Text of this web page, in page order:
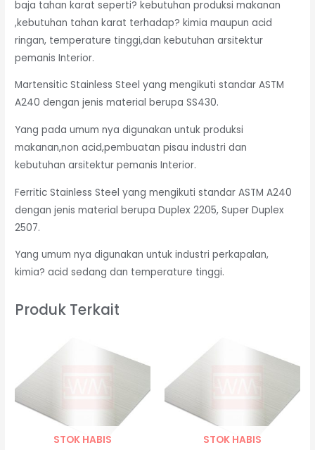
baja tahan karat seperti? kebutuhan produksi makanan
,kebutuhan tahan karat terhadap? kimia maupun acid
ringan, temperature tinggi,dan kebutuhan arsitektur
pemanis Interior.
Martensitic Stainless Steel yang mengikuti standar ASTM
A240 dengan jenis material berupa SS430.
Yang pada umum nya digunakan untuk produksi
makanan,non acid,pembuatan pisau industri dan
kebutuhan arsitektur pemanis Interior.
Ferritic Stainless Steel yang mengikuti standar ASTM A240
dengan jenis material berupa Duplex 2205, Super Duplex
2507.
Yang umum nya digunakan untuk industri perkapalan,
kimia? acid sedang dan temperature tinggi.
Produk Terkait
STOK HABIS STOK HABIS